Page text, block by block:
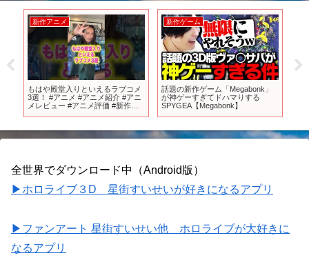
新作アニメ
もはや殿堂入りといえるラブコメ
3選！ #アニメ #アニメ紹介 #アニ
メレビュー #アニメ評価 #新作ア
長
新作ゲーム
話題の新作ゲーム「Megabonk」
が神ゲーすぎてドハマりする
SPYGEA【Megabonk】
全世界でダウンロード中（Android版）
▶ホロライブ３D 星街すいせいが好きになるアプリ
▶ファンアート 星街すいせい他 ホロライブが大好きに
なるアプリ